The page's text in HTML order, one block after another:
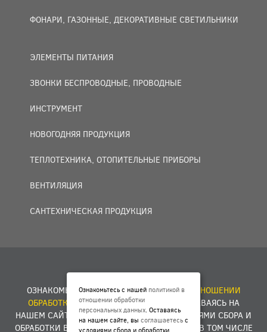
ФОНАРИ, ГАЗОННЫЕ, ДЕКОРАТИВНЫЕ СВЕТИЛЬНИКИ
ЭЛЕМЕНТЫ ПИТАНИЯ
ЗВОНКИ БЕСПРОВОДНЫЕ, ПРОВОДНЫЕ
ИНСТРУМЕНТ
НОВОГОДНЯЯ ПРОДУКЦИЯ
ТЕПЛОТЕХНИКА, ОТОПИТЕЛЬНЫЕ ПРИБОРЫ
ВЕНТИЛЯЦИЯ
САНТЕХНИЧЕСКАЯ ПРОДУКЦИЯ
ОЗНАКОМЬТЕСЬ С НАШЕЙПОЛИТИКОЙ В ОТНОШЕНИИ
ОБРАБОТКИ ПЕРСОНАЛЬНЫХ ДАННЫХ
. ОСТАВАЯСЬ НА
НАШЕМ САЙТЕ, ВЫСОГЛАШАЕТЕСЬС УСЛОВИЯМИ СБОРА И
ОБРАБОТКИ ВАШИХ ПЕРСОНАЛЬНЫХ ДАННЫХ, В ТОМ ЧИСЛЕ
Ознакомьтесь с нашей политикой в
отношении обработки
персональных данных. Оставаясь
на нашем сайте, вы соглашаетесь с
условиями сбора и обработки